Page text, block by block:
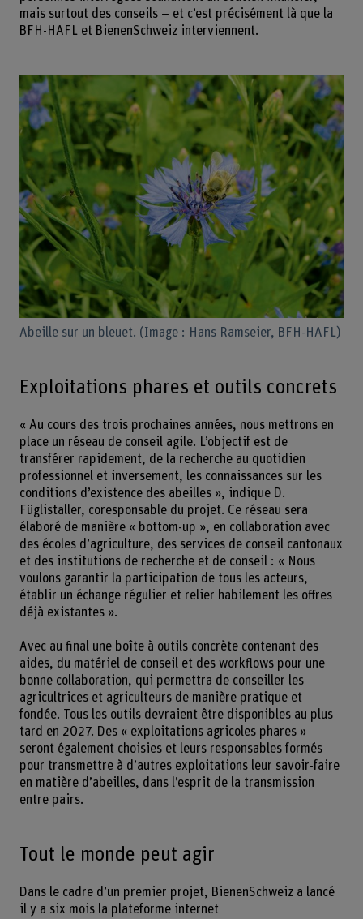
mais surtout des conseils – et c’est précisément là que la
BFH-HAFL et BienenSchweiz interviennent.
Abeille sur un bleuet. (Image : Hans Ramseier, BFH-HAFL)
Exploitations phares et outils concrets
« Au cours des trois prochaines années, nous mettrons en
place un réseau de conseil agile. L’objectif est de
transférer rapidement, de la recherche au quotidien
professionnel et inversement, les connaissances sur les
conditions d’existence des abeilles », indique D.
Füglistaller, coresponsable du projet. Ce réseau sera
élaboré de manière « bottom-up », en collaboration avec
des écoles d’agriculture, des services de conseil cantonaux
et des institutions de recherche et de conseil : « Nous
voulons garantir la participation de tous les acteurs,
établir un échange régulier et relier habilement les offres
déjà existantes ».
Avec au final une boîte à outils concrète contenant des
aides, du matériel de conseil et des workflows pour une
bonne collaboration, qui permettra de conseiller les
agricultrices et agriculteurs de manière pratique et
fondée. Tous les outils devraient être disponibles au plus
tard en 2027. Des « exploitations agricoles phares »
seront également choisies et leurs responsables formés
pour transmettre à d’autres exploitations leur savoir-faire
en matière d’abeilles, dans l’esprit de la transmission
entre pairs.
Tout le monde peut agir
Dans le cadre d’un premier projet, BienenSchweiz a lancé
il y a six mois la plateforme internet